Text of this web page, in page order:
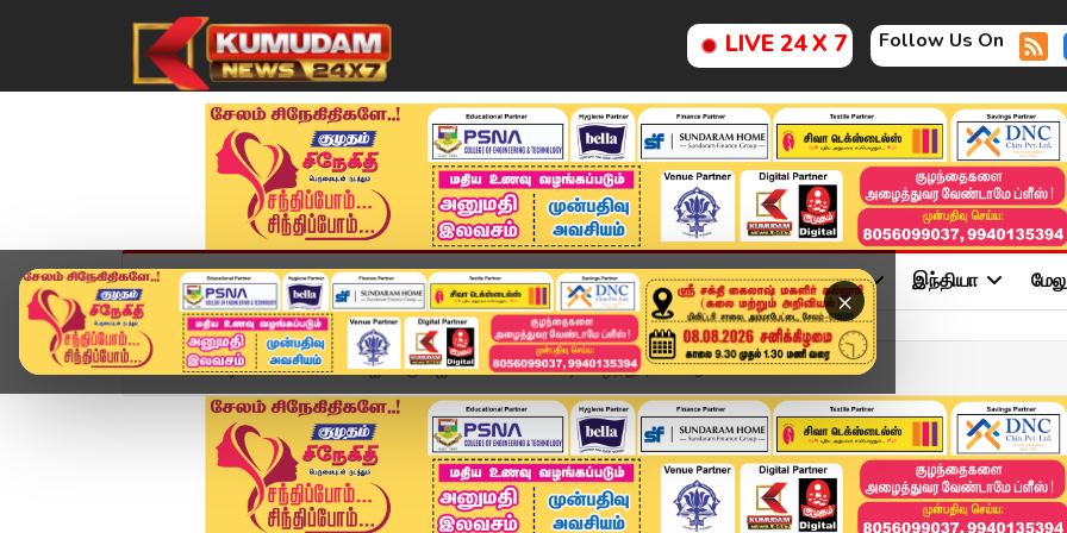
LIVE 24 X 7 Follow Us On
×
முகப்பு விளையாட்டு அண்மை தமிழ்நாடு சினிமா அரசியல் விளையாட்டு இந்தியா
Home வீடியோ ஸ்டோரி விஜய்க்கு ஜெகன் மோகன் ரெட்டி வாழ்த்து | YS Jaga...